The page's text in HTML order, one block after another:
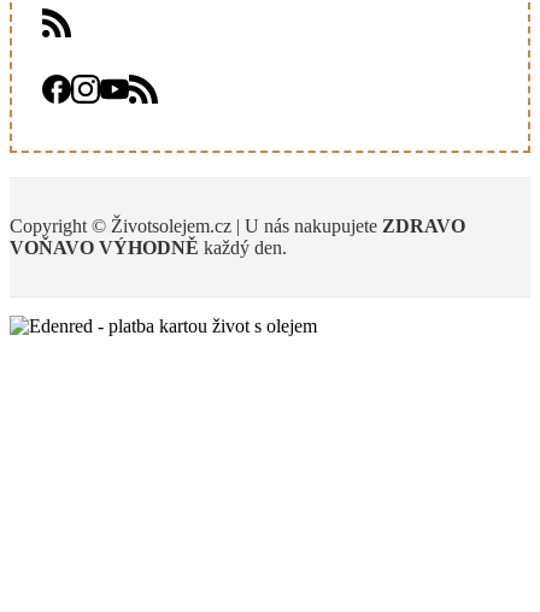
Copyright © Životsolejem.cz | U nás nakupujete ZDRAVO
VOŇAVO VÝHODNĚ každý den.